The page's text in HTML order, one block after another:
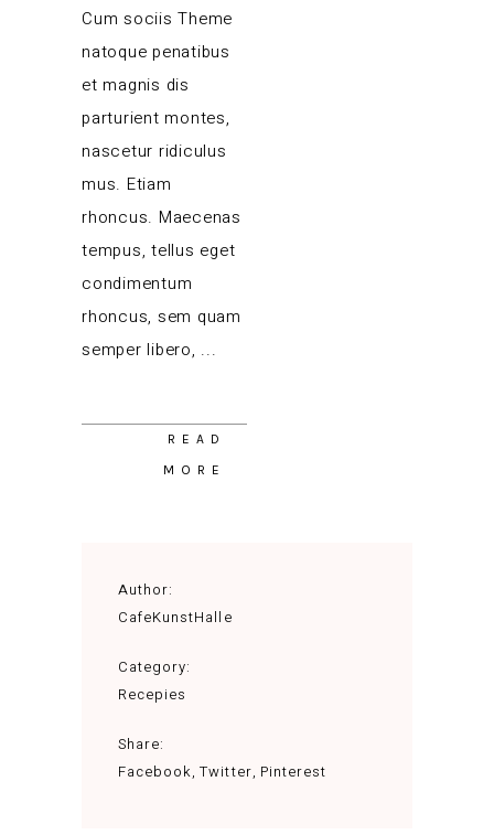
Cum sociis Theme
natoque penatibus
et magnis dis
parturient montes,
nascetur ridiculus
mus. Etiam
rhoncus. Maecenas
tempus, tellus eget
condimentum
rhoncus, sem quam
semper libero,
READ
MORE
Author:
CafeKunstHalle
Category:
Recepies
Share:
Facebook Twitter Pinterest